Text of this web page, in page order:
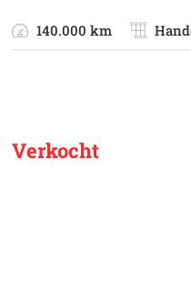
140.000 km
Verkocht